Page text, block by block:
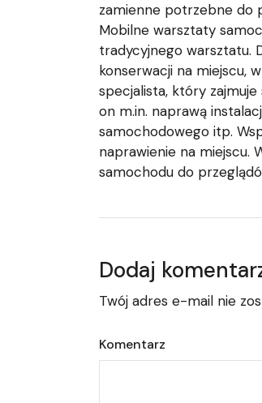
zamienne potrzebne do
Mobilne warsztaty
tradycyjnego warsztatu.
konserwacji na miejscu,
specjalista, który
on m.in. naprawą
samochodowego itp.
naprawienie na miejscu.
samochodu do
Dodaj
Twój adres e-mail nie
Komentarz